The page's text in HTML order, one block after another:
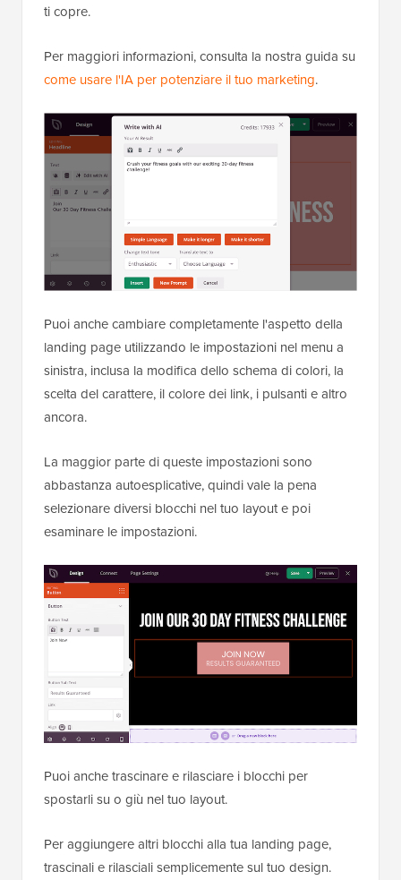
ti copre.
Per maggiori informazioni, consulta la nostra guida su
come usare l'IA per potenziare il tuo marketing.
Puoi anche cambiare completamente l'aspetto della
landing page utilizzando le impostazioni nel menu a
sinistra, inclusa la modifica dello schema di colori, la
scelta del carattere, il colore dei link, i pulsanti e altro
ancora.
La maggior parte di queste impostazioni sono
abbastanza autoesplicative, quindi vale la pena
selezionare diversi blocchi nel tuo layout e poi
esaminare le impostazioni.
Puoi anche trascinare e rilasciare i blocchi per
spostarli su o giù nel tuo layout.
Per aggiungere altri blocchi alla tua landing page,
trascinali e rilasciali semplicemente sul tuo design.